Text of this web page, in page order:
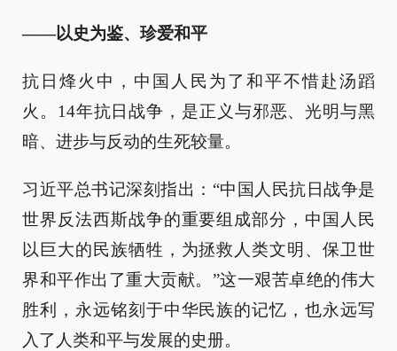
——以史为鉴、珍爱和平
抗日烽火中，中国人民为了和平不惜赴汤蹈
火。14年抗日战争，是正义与邪恶、光明与黑
暗、进步与反动的生死较量。
习近平总书记深刻指出：“中国人民抗日战争是
世界反法西斯战争的重要组成部分，中国人民
以巨大的民族牺牲，为拯救人类文明、保卫世
界和平作出了重大贡献。”这一艰苦卓绝的伟大
胜利，永远铭刻于中华民族的记忆，也永远写
入了人类和平与发展的史册。